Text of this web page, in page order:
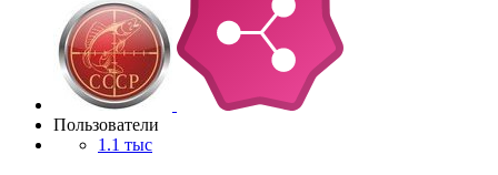
Пользователи
1.1 тыс